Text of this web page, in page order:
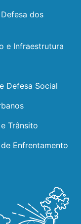
dos
e Infraestrutura
Defesa Social
Trânsito
Enfrentamento